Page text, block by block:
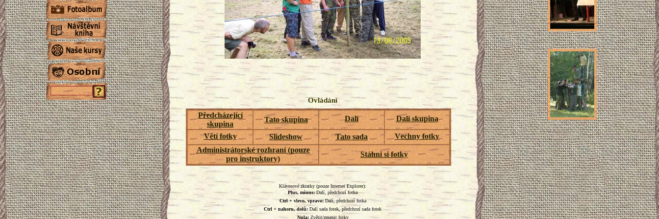
Ovládání
Předcházející
skupina
Tato skupina Dalí Dalí skupina
Větí fotky Slideshow Tato sada
Vechny fotky
Administrátorské rozhraní (pouze
pro instruktory)
Stáhni si fotky
Klávesové zkratky (pouze Internet Explorer):
Plus, mínus:Dalí, předchozí fotka
Ctrl + vlevo, vpravo:Dalí, předchozí fotka
Ctrl + nahoru, dolů: Dalí sada fotek, předchozí sada fotek
Nula:Zvětit/zmenit fotky